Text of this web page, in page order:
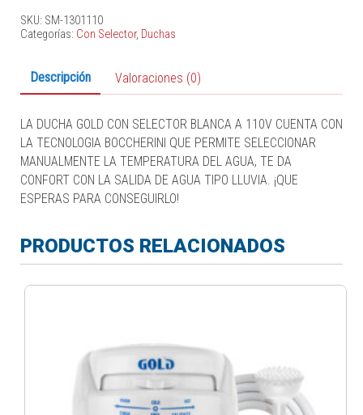
SKU: SM-1301110
Categorías: Con Selector, Duchas
Descripción Valoraciones (0)
LA DUCHA GOLD CON SELECTOR BLANCA A 110V CUENTA CON
LA TECNOLOGIA BOCCHERINI QUE PERMITE SELECCIONAR
MANUALMENTE LA TEMPERATURA DEL AGUA, TE DA
CONFORT CON LA SALIDA DE AGUA TIPO LLUVIA. ¡QUE
ESPERAS PARA CONSEGUIRLO!
PRODUCTOS RELACIONADOS